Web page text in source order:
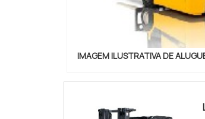
IMAGEM ILUSTRATIVA DE